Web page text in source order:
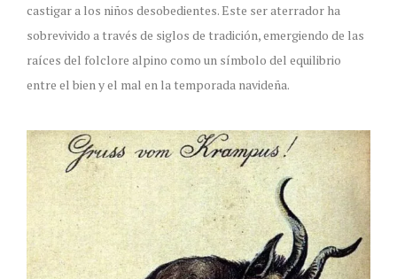
castigar a los niños desobedientes. Este ser aterrador ha
sobrevivido a través de siglos de tradición, emergiendo de las
raíces del folclore alpino como un símbolo del equilibrio
entre el bien y el mal en la temporada navideña.